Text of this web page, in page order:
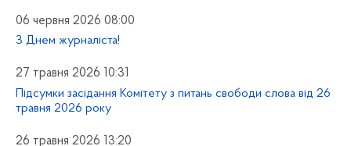
06 червня 2026 08:00
З Днем журналіста!
27 травня 2026 10:31
Підсумки засідання Комітету з питань свободи слова від 26
травня 2026 року
26 травня 2026 13:20